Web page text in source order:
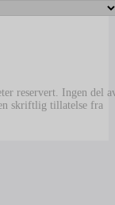
reservert. Ingen del
skriftlig tillatelse fra